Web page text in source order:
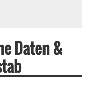
Daten &